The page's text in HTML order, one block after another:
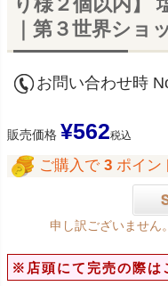
｜第３世界ショ
お問い合わせ時
販売価格 ¥562税込
ご購入で 3 ポイン
申し訳ございません
※店頭にて完売の際は